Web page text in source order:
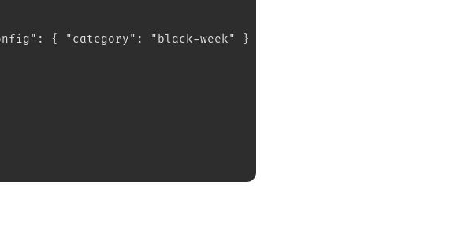
"category": "black-week" } }